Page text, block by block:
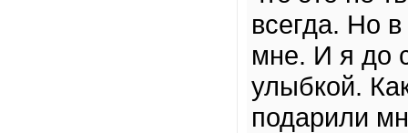
всегда. Но
мне. И я до
улыбкой.
подарили